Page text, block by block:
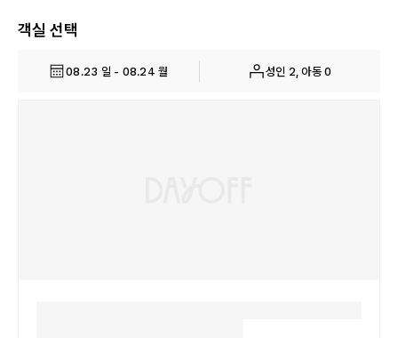
객실 선택
08.23 일 - 08.24 월 성인 2, 아동 0